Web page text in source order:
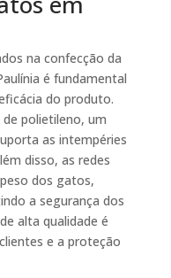
na confecção da
é fundamental
do produto.
polietileno, um
as intempéries
disso, as redes
dos gatos,
a segurança dos
alta qualidade é
e a proteção